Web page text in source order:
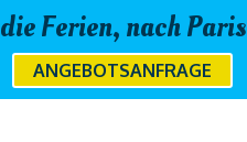
die Ferien, nach Paris
ANGEBOTSANFRAGE